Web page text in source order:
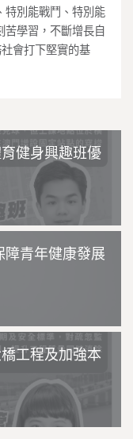
特別能戰鬥、特別能
苦學習，不斷增長自
會打下堅實的基
健身興趣班優
障青年健康發展
工程及加強本